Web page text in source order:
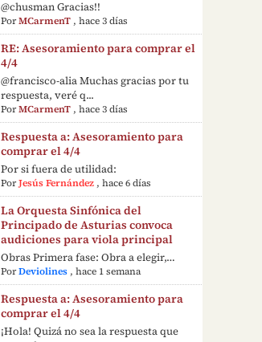
@chusman Gracias!!
PorMCarmenT ,hace 3 días
RE: Asesoramiento para comprar el
4/4
@francisco-alia Muchas gracias por tu
respuesta, veré q...
PorMCarmenT ,hace 3 días
Respuesta a: Asesoramiento para
comprar el 4/4
Por si fuera de utilidad:
PorJesús Fernández ,hace 6 días
La Orquesta Sinfónica del
Principado de Asturias convoca
audiciones para viola principal
Obras Primera fase: Obra a elegir,…
PorDeviolines ,hace 1 semana
Respuesta a: Asesoramiento para
comprar el 4/4
¡Hola! Quizá no sea la respuesta que